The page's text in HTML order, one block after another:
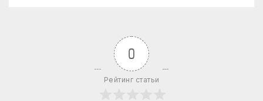
0
Рейтинг статьи